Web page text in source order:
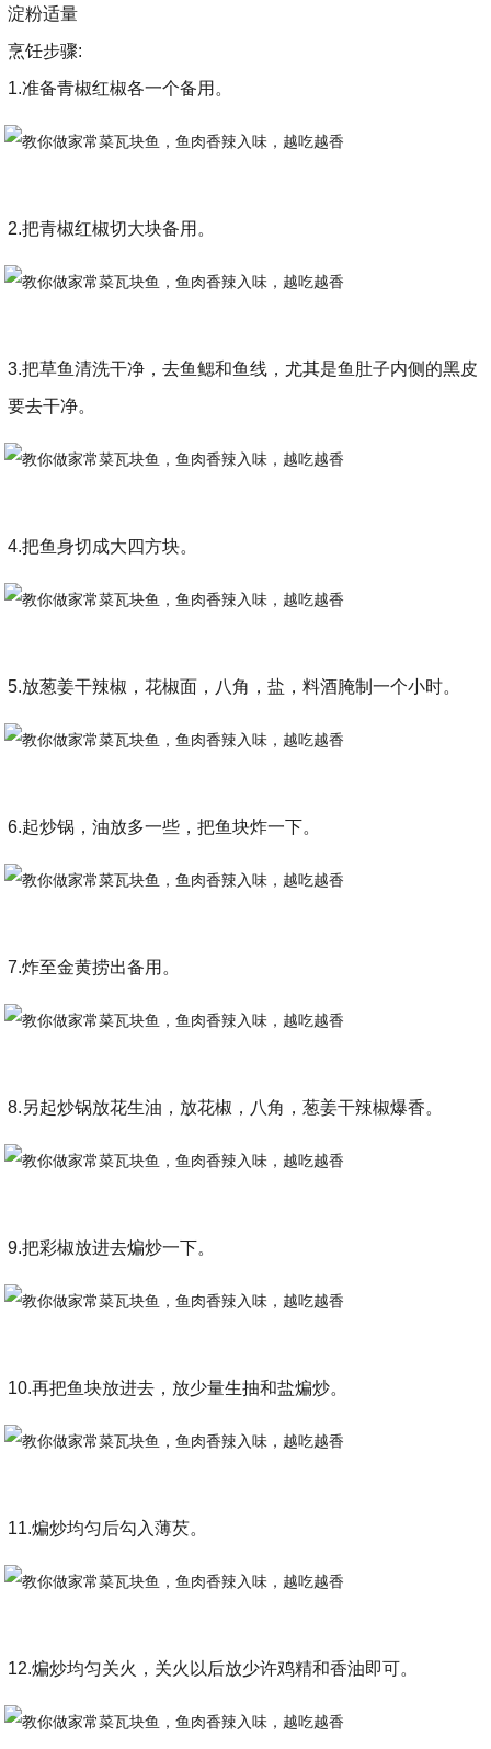
淀粉适量
烹饪步骤:
1.准备青椒红椒各一个备用。
2.把青椒红椒切大块备用。
3.把草鱼清洗干净，去鱼鳃和鱼线，尤其是鱼肚子内侧的黑皮
要去干净。
4.把鱼身切成大四方块。
5.放葱姜干辣椒，花椒面，八角，盐，料酒腌制一个小时。
6.起炒锅，油放多一些，把鱼块炸一下。
7.炸至金黄捞出备用。
8.另起炒锅放花生油，放花椒，八角，葱姜干辣椒爆香。
9.把彩椒放进去煸炒一下。
10.再把鱼块放进去，放少量生抽和盐煸炒。
11.煸炒均匀后勾入薄芡。
12.煸炒均匀关火，关火以后放少许鸡精和香油即可。